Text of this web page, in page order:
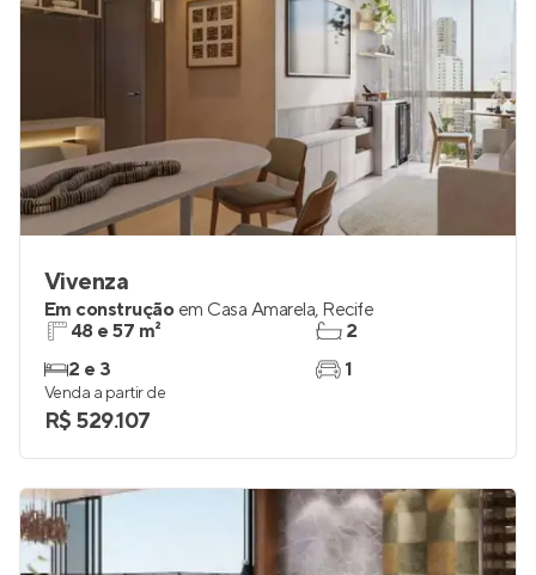
Vivenza
Em construção em Casa Amarela, Recife
48 e 57 m²
2 e 3
2
1
Venda a partir de
R$ 529.107